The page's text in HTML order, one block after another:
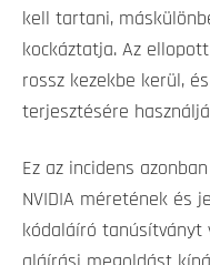
kell tartani,
kockáztatja. Az
rossz kezekbe kerül,
terjesztésére
Ez az incidens
NVIDIA méretének és
kódaláíró tanúsítványt